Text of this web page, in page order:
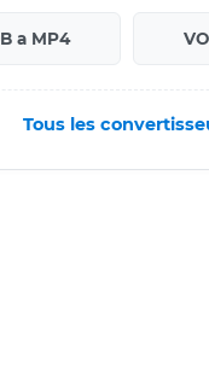
a MP4
Tous les